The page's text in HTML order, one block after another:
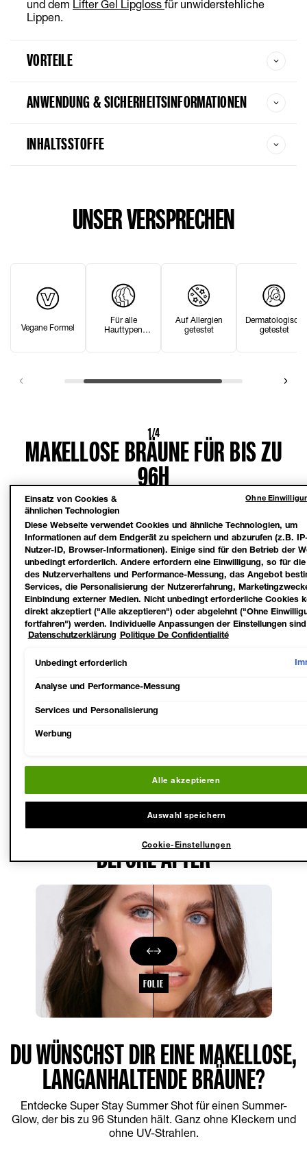
und dem Lifter Gel Lipgloss für unwiderstehliche
Lippen.
VORTEILE
ANWENDUNG & SICHERHEITSINFORMATIONEN
INHALTSSTOFFE
UNSER VERSPRECHEN
Vegane Formel
Für alle
Hauttypen
Auf Allergien
getestet
Dermatologisch
getestet
1/4
MAKELLOSE BRÄUNE FÜR BIS ZU
96H
Erziele eine gleichmäßig schöne, langanhaltende
Sommerbräune, die bis zu 96 Stunden perfekt bleibt.
Slide 1Slide 2Slide 3Slide 4
BEFORE AFTER
FOLIE
DU WÜNSCHST DIR EINE MAKELLOSE,
LANGANHALTENDE BRÄUNE?
Entdecke Super Stay Summer Shot für einen Summer-
Glow, der bis zu 96 Stunden hält. Ganz ohne Kleckern und
ohne UV-Strahlen.
Einsatz von Cookies &
ähnlichen Technologien
Diese Webseite verwendet Cookies und ähnliche Technologien, um
Informationen auf dem Endgerät zu speichern und abzurufen (z.B.
Nutzer-ID, Browser-Informationen). Einige sind für den Betrieb der
unbedingt erforderlich. Andere erfordern eine Einwilligung, so für die
des Nutzerverhaltens und Performance-Messung, das Angebot
Services, die Personalisierung der Nutzererfahrung,
Einbindung externer Medien. Nicht unbedingt erforderliche Cookies
direkt akzeptiert ("Alle akzeptieren") oder abgelehnt ("Ohne
fortfahren") werden. Individuelle Anpassungen der Einstellungen
möglich und speicherbar ("Auswahl speichern"). Die Auswahl kann
Informationen s. unsere Datenschutzinformationen.
Datenschutzerklärung Politique De Confidentialité
Unbedingt erforderlich
Analyse und Performance-Messung
Services und Personalisierung
Werbung
Alle akzeptieren
Auswahl speichern
Cookie-Einstellungen
Ohne